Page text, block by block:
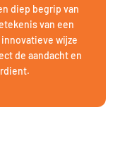
diep begrip van
van een
wijze
de aandacht en